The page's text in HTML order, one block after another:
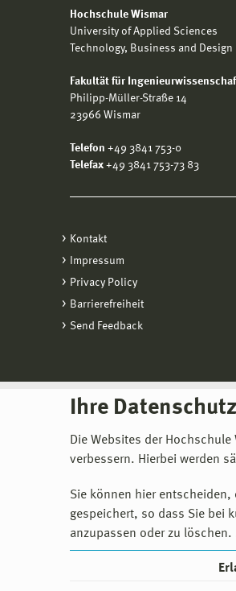
Ihre
Die Websites der
verbessern. Hierbei werden
Sie können hier entscheiden,
gespeichert, so dass Sie bei
anzupassen oder zu
Hochschule Wismar
University of Applied Sciences
Technology, Business and Design
Fakultät für
Philipp-Müller-Straße 14
23966 Wismar
Telefon +49 3841 753-0
Telefax +49 3841 753-73 83
Kontakt
Impressum
Privacy Policy
Barrierefreiheit
Send Feedback